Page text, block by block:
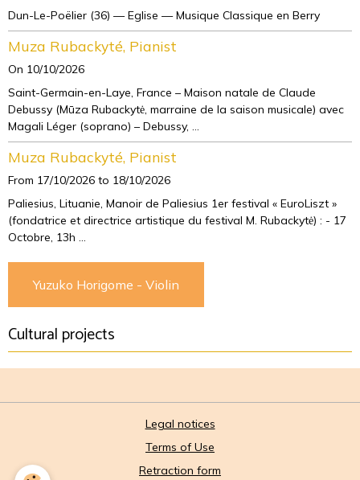
Dun-Le-Poëlier (36) — Eglise — Musique Classique en Berry
Muza Rubackyté, Pianist
On 10/10/2026
Saint-Germain-en-Laye, France – Maison natale de Claude
Debussy (Mūza Rubackytė, marraine de la saison musicale) avec
Magali Léger (soprano) – Debussy, ...
Muza Rubackyté, Pianist
From 17/10/2026 to 18/10/2026
Paliesius, Lituanie, Manoir de Paliesius 1er festival « EuroLiszt »
(fondatrice et directrice artistique du festival M. Rubackytė) : - 17
Octobre, 13h ...
Yuzuko Horigome - Violin
Cultural projects
Legal notices
Terms of Use
Retraction form